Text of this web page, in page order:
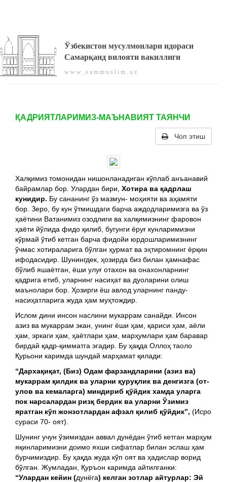
Ўзбекистон мусулмонлари идораси
Самарқанд вилояти вакиллиги
w w w . s a m m u s l i m . u z
ҚАДРИЯТЛАРИМИЗ-МАЪНАВИЯТ ТАЯНЧИ
Чоп этиш
Халқимиз томонидан нишонланадиган кўплаб анъанавий
байрамлар бор. Улардан бири, Хотира ва қадрлаш
кунидир. Бу сананинг ўз мазмун- моҳияти ва аҳамяти
бор. Зеро, бу кун ўтмишдаги барча аждодларимизга ва ўз
ҳаётини Ватанимиз озодлиги ва халқимизнинг фаровон
ҳаёти йўлида фидо қилиб, бугунги ёруғ кунларимизни
кўрмай ўтиб кетган барча фидойи юрдошларимизнинг
ўчмас хотираларига бўлган ҳурмат ва эҳтиромнинг ёрқин
ифодасидир. Шунингдек, ҳозирда биз билан ҳамнафас
бўлиб яшаётган, ёши улуғ отахон ва онахонларнинг
қадрига етиб, уларнинг насиҳат ва дуоларини олиш
маънолари бор. Ҳозирги ёш авлод уларнинг панду-
насиҳатларига жуда ҳам муҳтождир.
Ислом дини инсон наслини мукаррам санайди. Инсон
азиз ва мукаррам экан, унинг ёши ҳам, қариси ҳам, аёли
ҳам, эркаги ҳам, ҳаётлари ҳам, марҳумлари ҳам баравар
бирдай қадр-қимматга эгадир. Бу ҳақда Оллоҳ таоло
Қурьони каримда шундай марҳамат қилади:
“Дархақиқат, (Биз) Одам фарзандларини (азиз ва)
мукаррам қилдик ва уларни қуруқлик ва денгизга (от-
улов ва кемаларга) миндириб қўйдик хамда уларга
пок нарсалардан ризқ бердик ва уларни Ўзимиз
яратган кўп жонзотлардан афзал қилиб қўйдик”, (Исро
сураси 70- оят).
Шунинг учун ўзимиздан аввал дунёдан ўтиб кетган марҳум
яқинларимизни доимо яхши сифатлар билан эслаш ҳам
бурчимиздир. Бу ҳақда жуда кўп оят ва ҳадислар ворид
бўлган. Жумладан, Қуръон каримда айтилганки:
“Улардан кейин (дунёга) келган зотлар айтурлар: Эй